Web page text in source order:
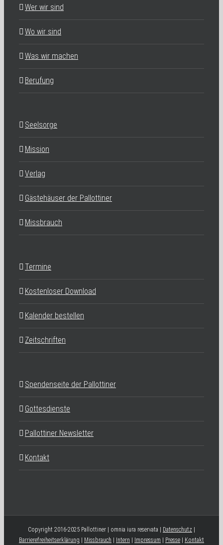
Wer wir sind
Wo wir sind
Was wir machen
Berufung
Seelsorge
Mission
Verlag
Gästehäuser der Pallottiner
Missbrauch
Termine
Kostenloser Download
Kalender bestellen
Zeitschriften
Spendenseite der Pallottiner
Gottesdienste
Pallottiner Newsletter
Kontakt
Copyright 2016-2025 Pallottiner | omnia iura reservata | Datenschutz
Barrierefreiheitserklärung
Missbrauch Intern Impressum Presse Kontakt